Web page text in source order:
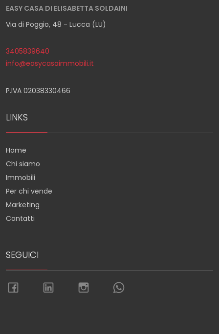
EASY CASA DI ELISABETTA SOLDAINI
Via di Poggio, 48 - Lucca (LU)
3405839640
info@easycasaimmobili.it
P.IVA 02038330466
LINKS
Home
Chi siamo
Immobili
Per chi vende
Marketing
Contatti
SEGUICI